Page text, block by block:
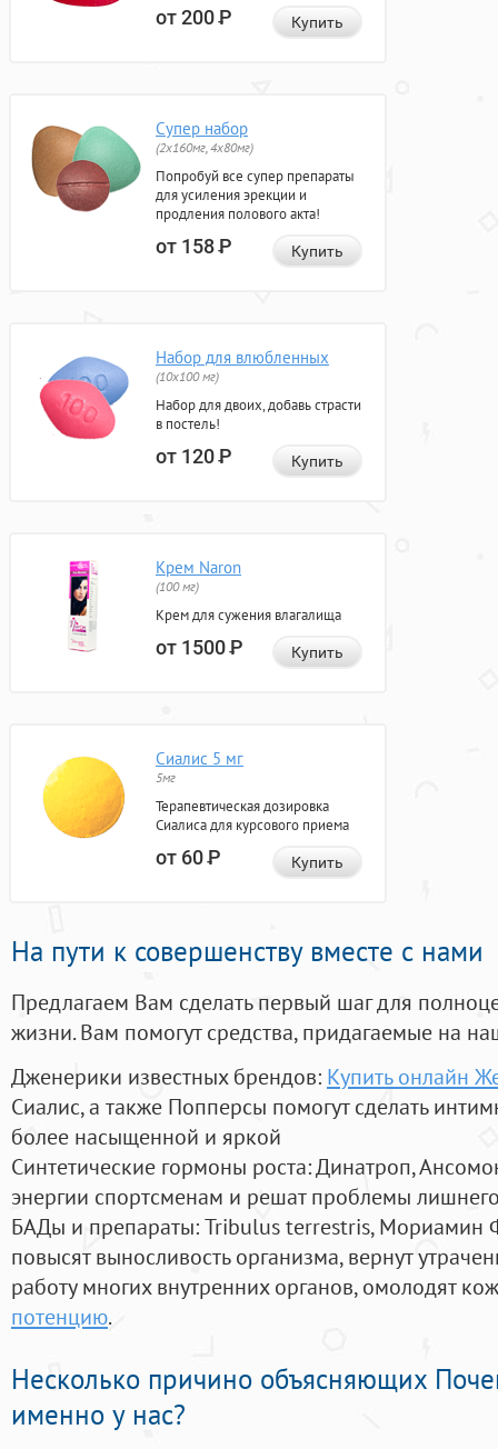
от 200Р Купить
Супер набор
(2х160мг, 4х80мг)
Попробуй все супер препараты
для усиления эрекции и
продления полового акта!
от 158Р Купить
Набор для влюбленных
(10х100 мг)
Набор для двоих, добавь страсти
в постель!
от 120Р Купить
Крем Naron
(100 мг)
Крем для сужения влагалища
от 1500Р Купить
Сиалис 5 мг
5мг
Терапевтическая дозировка
Сиалиса для курсового приема
от 60Р Купить
На пути к совершенству вместе с нами
Предлагаем Вам сделать первый шаг для
жизни. Вам помогут средства, придагаемые на
Дженерики известных брендов: Купить онлайн
Сиалис, а также Попперсы помогут сделать
более насыщенной и яркой
Синтетические гормоны роста: Динатроп,
энергии спортсменам и решат проблемы
БАДы и препараты:Tribulus terrestris, Мориамин
повысят выносливость организма, вернут
работу многих внутренних органов, омолодят
потенцию.
Несколько причино объясняющих
именно у нас?